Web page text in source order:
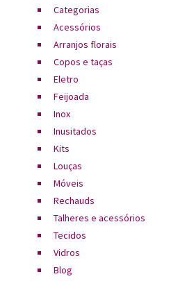
Categorias
Acessórios
Arranjos florais
Copos e taças
Eletro
Feijoada
Inox
Inusitados
Kits
Louças
Móveis
Rechauds
Talheres e acessórios
Tecidos
Vidros
Blog